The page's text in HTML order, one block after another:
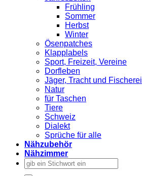
Frühling
Sommer
Herbst
Winter
Ösenpatches
Klapplabels
Sport, Freizeit, Vereine
Dorfleben
Jäger, Tracht und Fischerei
Natur
für Taschen
Tiere
Schweiz
Dialekt
Sprüche für alle
Nähzubehör
Nähzimmer
Suchen
nach: